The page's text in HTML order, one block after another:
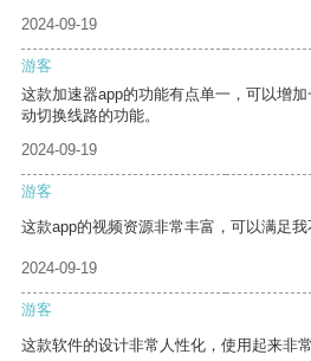
2024-09-19
游客
这款加速器app的功能有点单一，可以增
动切换线路的功能。
2024-09-19
游客
这款app的视频资源非常丰富，可以满足我
2024-09-19
游客
这款软件的设计非常人性化，使用起来非常